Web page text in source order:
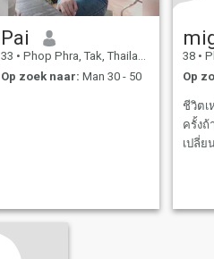
Pai
33 • Phop Phra, Tak, Thailand
Op zoek naar: Man 30 - 50
38 •
Op
ชีวิตเ
ครั้งถ้
เปลี่ย